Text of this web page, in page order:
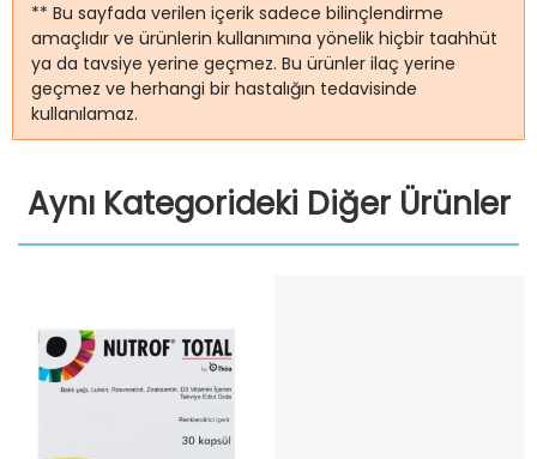
** Bu sayfada verilen içerik sadece bilinçlendirme
amaçlıdır ve ürünlerin kullanımına yönelik hiçbir taahhüt
ya da tavsiye yerine geçmez. Bu ürünler ilaç yerine
geçmez ve herhangi bir hastalığın tedavisinde
kullanılamaz.
Aynı Kategorideki Diğer Ürünler